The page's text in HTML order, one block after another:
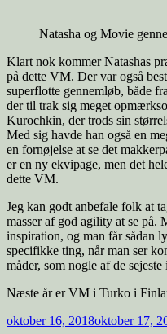
Natasha og Movie
Klart nok kommer Natashas
på dette VM. Der var også
superflotte gennemløb, både
der til trak sig meget
Kurochkin, der trods sin
Med sig havde han også en
en fornøjelse at se det
er en ny ekvipage, men det
dette VM.
Jeg kan godt anbefale folk at
masser af god agility at se på.
inspiration, og man får sådan
specifikke ting, når man ser
måder, som nogle af de
Næste år er VM i Turko i
Udgivet
oktober 16, 2018oktober 17,